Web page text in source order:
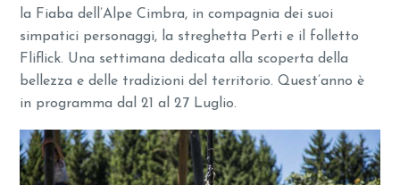
la Fiaba dell’Alpe Cimbra, in compagnia dei suoi
simpatici personaggi, la streghetta Perti e il folletto
Fliflick. Una settimana dedicata alla scoperta della
bellezza e delle tradizioni del territorio. Quest’anno è
in programma dal 21 al 27 Luglio.